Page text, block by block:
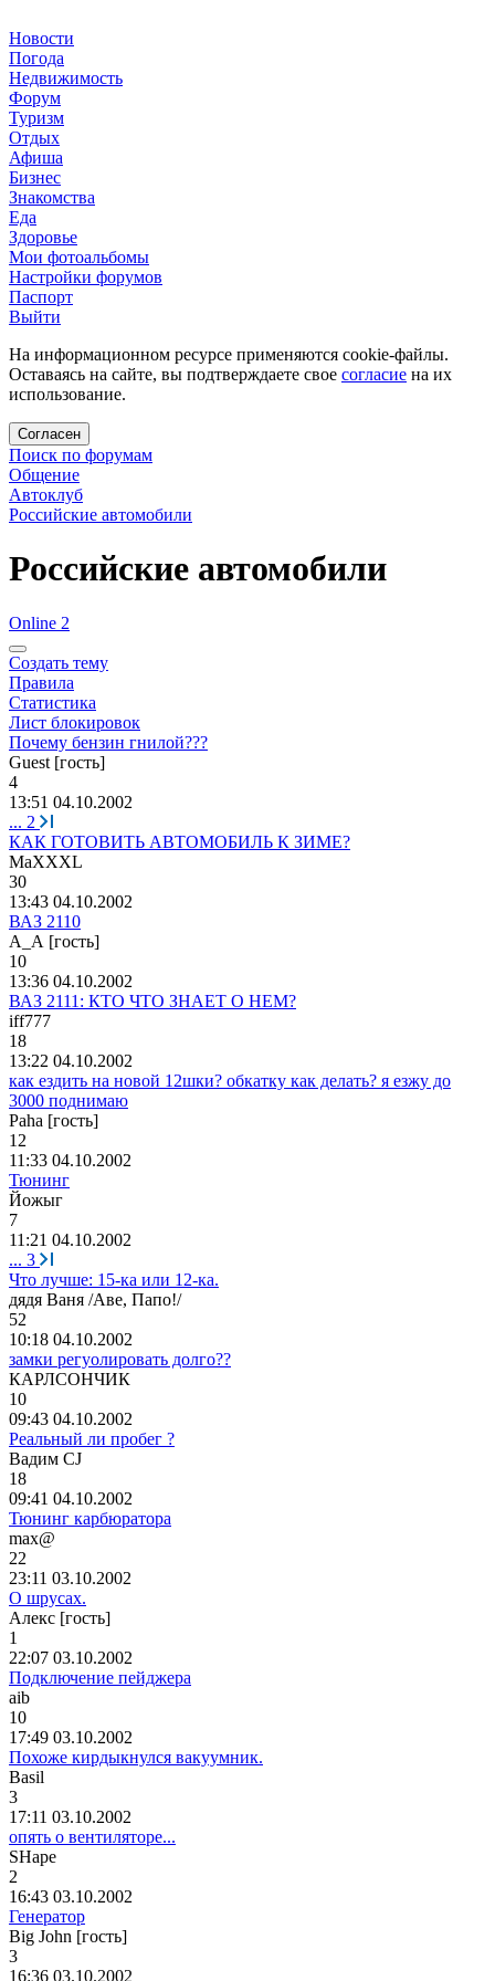
Новости
Погода
Недвижимость
Форум
Туризм
Отдых
Афиша
Бизнес
Знакомства
Еда
Здоровье
Мои фотоальбомы
Настройки форумов
Паспорт
Выйти
На информационном ресурсе применяются cookie-файлы.
Оставаясь на сайте, вы подтверждаете свое согласие на их
использование.
Согласен
Поиск по форумам
Общение
Автоклуб
Российские автомобили
Российские автомобили
Online 2
Создать тему
Правила
Статистика
Лист блокировок
Почему бензин гнилой???
Guest [гость]
4
13:51 04.10.2002
... 2
КАК ГОТОВИТЬ АВТОМОБИЛЬ К ЗИМЕ?
MaXXXL
30
13:43 04.10.2002
ВАЗ 2110
А_А [гость]
10
13:36 04.10.2002
ВАЗ 2111: КТО ЧТО ЗНАЕТ О НЕМ?
iff777
18
13:22 04.10.2002
как ездить на новой 12шки? обкатку как делать? я езжу до
3000 поднимаю
Paha [гость]
12
11:33 04.10.2002
Тюнинг
Йожыг
7
11:21 04.10.2002
... 3
Что лучше: 15-ка или 12-ка.
дядя Ваня /Аве, Папо!/
52
10:18 04.10.2002
замки регуолировать долго??
КАРЛСОНЧИК
10
09:43 04.10.2002
Реальный ли пробег ?
Вадим CJ
18
09:41 04.10.2002
Тюнинг карбюратора
max@
22
23:11 03.10.2002
О шрусах.
Алекс [гость]
1
22:07 03.10.2002
Подключение пейджера
aib
10
17:49 03.10.2002
Похоже кирдыкнулся вакуумник.
Basil
3
17:11 03.10.2002
опять о вентиляторе...
SHape
2
16:43 03.10.2002
Генератор
Big John [гость]
3
16:36 03.10.2002